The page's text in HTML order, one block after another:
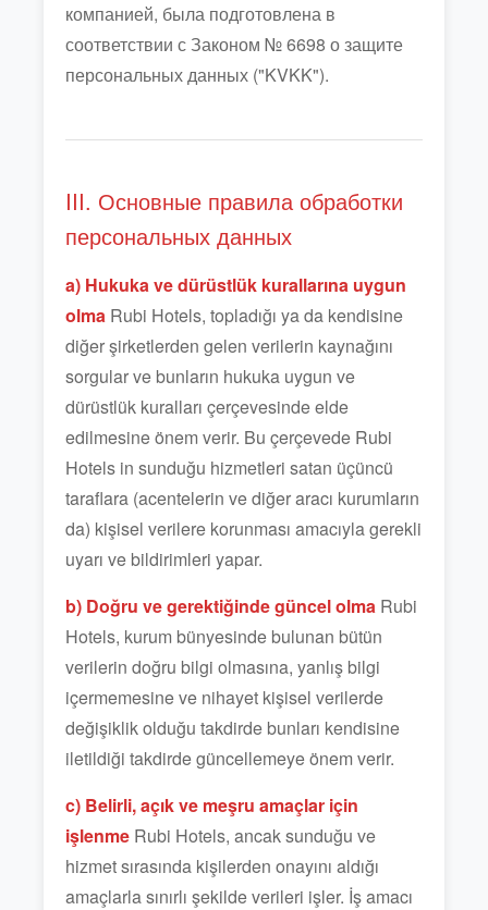
компанией, была подготовлена в
соответствии с Законом № 6698 о защите
персональных данных ("KVKK").
III. Основные правила обработки
персональных данных
a) Hukuka ve dürüstlük kurallarına uygun
olma Rubi Hotels, topladığı ya da kendisine
diğer şirketlerden gelen verilerin kaynağını
sorgular ve bunların hukuka uygun ve
dürüstlük kuralları çerçevesinde elde
edilmesine önem verir. Bu çerçevede Rubi
Hotels in sunduğu hizmetleri satan üçüncü
taraflara (acentelerin ve diğer aracı kurumların
da) kişisel verilere korunması amacıyla gerekli
uyarı ve bildirimleri yapar.
b) Doğru ve gerektiğinde güncel olma Rubi
Hotels, kurum bünyesinde bulunan bütün
verilerin doğru bilgi olmasına, yanlış bilgi
içermemesine ve nihayet kişisel verilerde
değişiklik olduğu takdirde bunları kendisine
iletildiği takdirde güncellemeye önem verir.
c) Belirli, açık ve meşru amaçlar için
işlenme Rubi Hotels, ancak sunduğu ve
hizmet sırasında kişilerden onayını aldığı
amaçlarla sınırlı şekilde verileri işler. İş amacı